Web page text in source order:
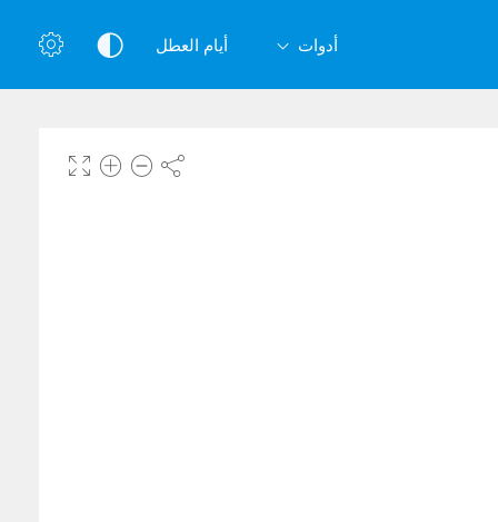
أيام العطل أدوات